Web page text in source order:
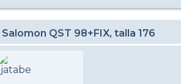
Salomon QST 98+FIX, talla 176